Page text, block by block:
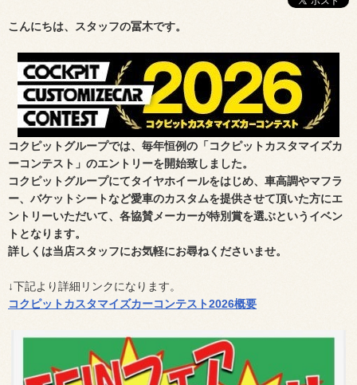
こんにちは、スタッフの冨木です。
コクピットグループでは、毎年恒例の「コクピットカスタマイズカ
ーコンテスト」のエントリーを開始致しました。
コクピットグループにてタイヤホイールをはじめ、車高調やマフラ
ー、バケットシートなど愛車のカスタムを提供させて頂いた方にエ
ントリーいただいて、各協賛メーカーが特別賞を選ぶというイベン
トとなります。
詳しくは当店スタッフにお気軽にお尋ねくださいませ。
↓下記より詳細リンクになります。
コクピットカスタマイズカーコンテスト2026概要